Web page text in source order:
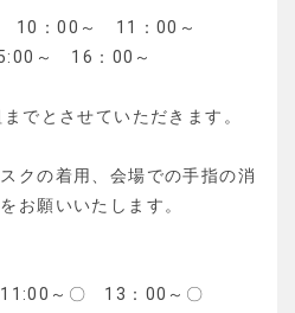
10：00～ 11：00～
～ 16：00～
でとさせていただきます。
クの着用、会場での手指の消
お願いいたします。
～〇 13：00～〇